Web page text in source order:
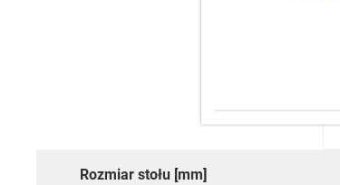
Rozmiar stołu [mm]